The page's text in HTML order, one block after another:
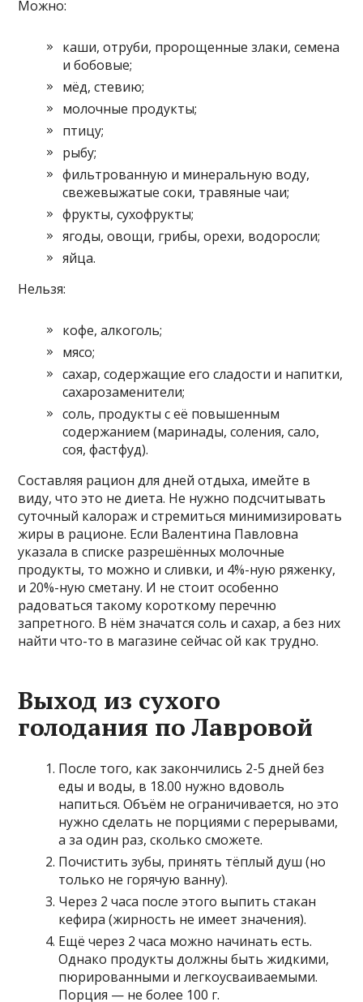
Можно:
каши, отруби, пророщенные злаки, семена
и бобовые;
мёд, стевию;
молочные продукты;
птицу;
рыбу;
фильтрованную и минеральную воду,
свежевыжатые соки, травяные чаи;
фрукты, сухофрукты;
ягоды, овощи, грибы, орехи, водоросли;
яйца.
Нельзя:
кофе, алкоголь;
мясо;
сахар, содержащие его сладости и напитки,
сахарозаменители;
соль, продукты с её повышенным
содержанием (маринады, соления, сало,
соя, фастфуд).
Составляя рацион для дней отдыха, имейте в
виду, что это не диета. Не нужно подсчитывать
суточный калораж и стремиться минимизировать
жиры в рационе. Если Валентина Павловна
указала в списке разрешённых молочные
продукты, то можно и сливки, и 4%-ную ряженку,
и 20%-ную сметану. И не стоит особенно
радоваться такому короткому перечню
запретного. В нём значатся соль и сахар, а без них
найти что-то в магазине сейчас ой как трудно.
Выход из сухого
голодания по Лавровой
После того, как закончились 2-5 дней без
еды и воды, в 18.00 нужно вдоволь
напиться. Объём не ограничивается, но это
нужно сделать не порциями с перерывами,
а за один раз, сколько сможете.
Почистить зубы, принять тёплый душ (но
только не горячую ванну).
Через 2 часа после этого выпить стакан
кефира (жирность не имеет значения).
Ещё через 2 часа можно начинать есть.
Однако продукты должны быть жидкими,
пюрированными и легкоусваиваемыми.
Порция — не более 100 г.